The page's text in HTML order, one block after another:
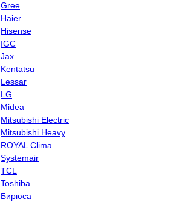
Gree
Haier
Hisense
IGC
Jax
Kentatsu
Lessar
LG
Midea
Mitsubishi Electric
Mitsubishi Heavy
ROYAL Clima
Systemair
TCL
Toshiba
Бирюса